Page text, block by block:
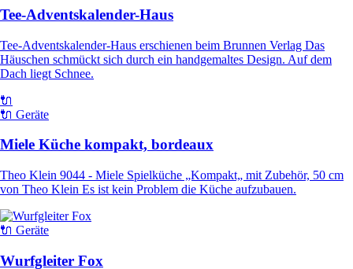
Tee-Adventskalender-Haus
Tee-Adventskalender-Haus erschienen beim Brunnen Verlag Das
Häuschen schmückt sich durch ein handgemaltes Design. Auf dem
Dach liegt Schnee.
🔌
🔌 Geräte
Miele Küche kompakt, bordeaux
Theo Klein 9044 - Miele Spielküche „Kompakt„ mit Zubehör, 50 cm
von Theo Klein Es ist kein Problem die Küche aufzubauen.
🔌 Geräte
Wurfgleiter Fox